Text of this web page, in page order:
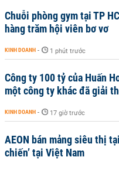
Chuỗi phòng gym tại TP
hàng trăm hội viên bơ vơ
KINH DOANH - 1 phút trước
Công ty 100 tỷ của Huấn
một công ty khác đã giải
KINH DOANH - 17 giờ trước
AEON bán mảng siêu thị
chiến’ tại Việt Nam